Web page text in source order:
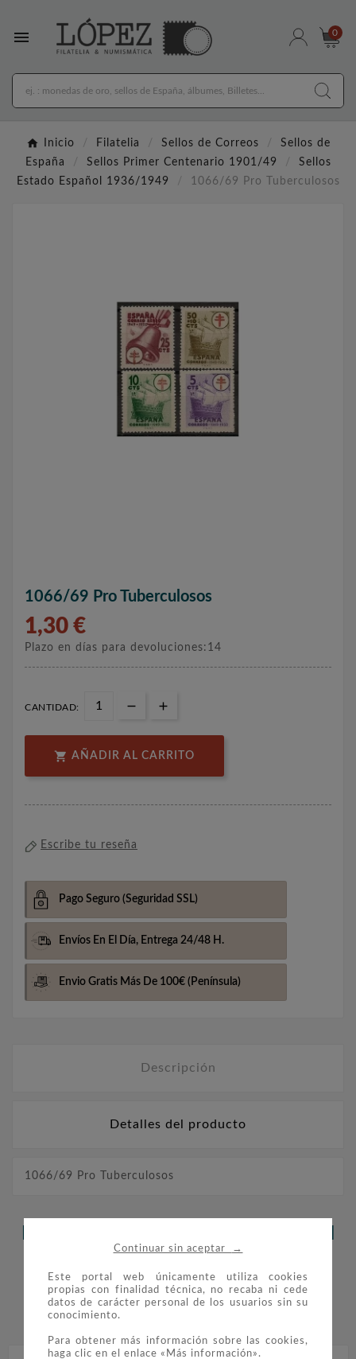
Continuar sin aceptar →
Este portal web únicamente utiliza cookies
propias con finalidad técnica, no recaba ni cede
datos de carácter personal de los usuarios sin su
conocimiento.
Para obtener más información sobre las cookies,
haga clic en el enlace «Más información».
 0
Inicio Filatelia Sellos de Correos
Sellos de
España
Sellos Primer Centenario 1901/49
Sellos
Estado Español 1936/1949
1066/69 Pro Tuberculosos
1066/69 Pro Tuberculosos
1,30 €
Plazo en días para devoluciones:14
CANTIDAD:
 AÑADIR AL CARRITO
Escribe tu reseña
Pago Seguro (Seguridad SSL)
Envíos En El Día, Entrega 24/48 H.
Envio Gratis Más De 100€ (Península)
Descripción
Detalles del producto
1066/69 Pro Tuberculosos
COMPRARON: